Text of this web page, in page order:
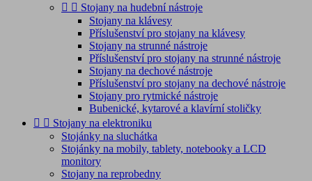
  Stojany na hudební nástroje
Stojany na klávesy
Příslušenství pro stojany na klávesy
Stojany na strunné nástroje
Příslušenství pro stojany na strunné nástroje
Stojany na dechové nástroje
Příslušenství pro stojany na dechové nástroje
Stojany pro rytmické nástroje
Bubenické, kytarové a klavírní stoličky
  Stojany na elektroniku
Stojánky na sluchátka
Stojánky na mobily, tablety, notebooky a LCD
monitory
Stojany na reprobedny